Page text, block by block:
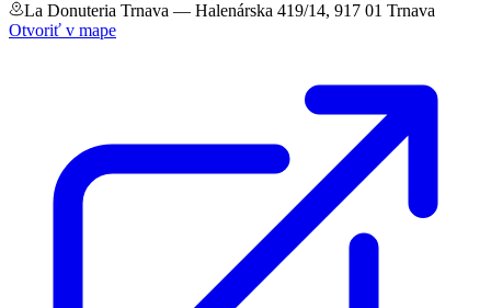
La Donuteria Trnava — Halenárska 419/14, 917 01 Trnava
Otvoriť v mape